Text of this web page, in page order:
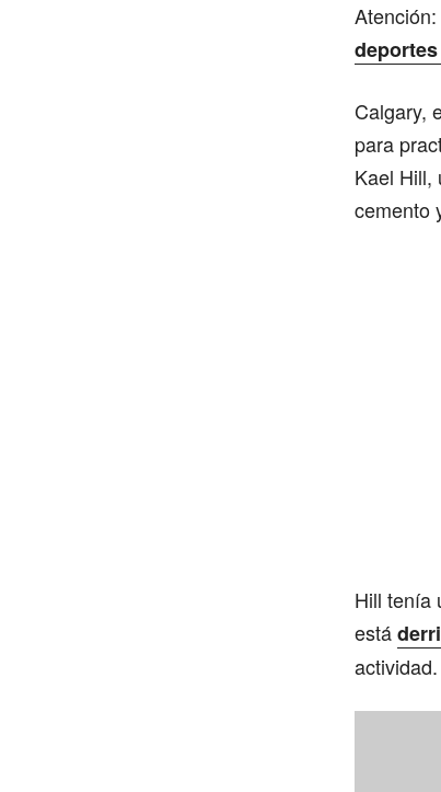
Calgary,
para
Kael Hill,
cemento
Hill tenía
está
actividad.